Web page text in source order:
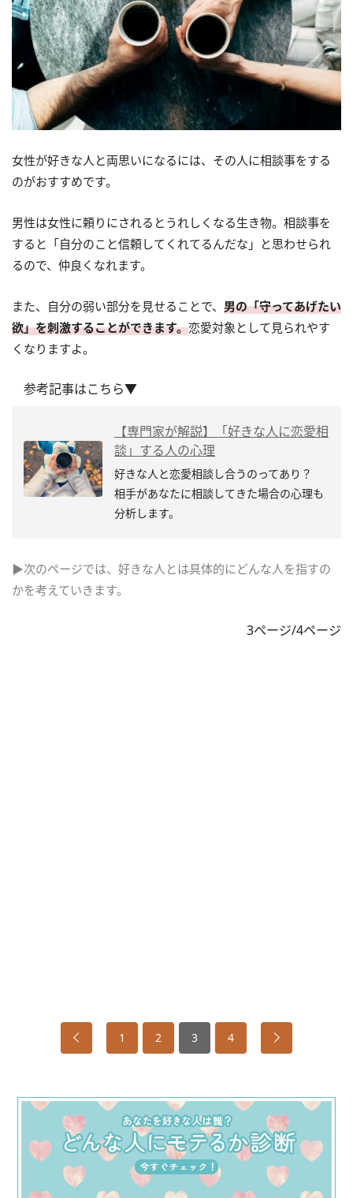
女性が好きな人と両思いになるには、その人に相談事をする
のがおすすめです。
男性は女性に頼りにされるとうれしくなる生き物。相談事を
すると「自分のこと信頼してくれてるんだな」と思わせられ
るので、仲良くなれます。
また、自分の弱い部分を見せることで、 男の「守ってあげたい
欲」を刺激することができます。恋愛対象として見られやす
くなりますよ。
参考記事はこちら▼
【専門家が解説】「好きな人に恋愛相
談」する人の心理
好きな人と恋愛相談し合うのってあり？
相手があなたに相談してきた場合の心理も
分析します。
▶次のページでは、好きな人とは具体的にどんな人を指すの
かを考えていきます。
3ページ/4ページ
1 2 3 4